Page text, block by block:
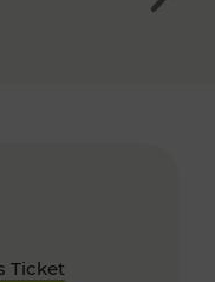
Ticket